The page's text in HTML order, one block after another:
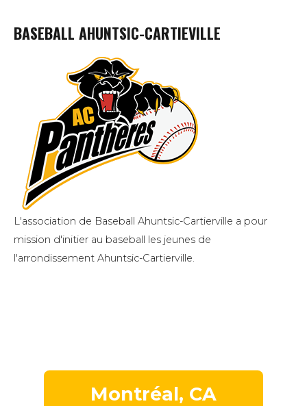
BASEBALL AHUNTSIC-CARTIEVILLE
L'association de Baseball Ahuntsic-Cartierville a pour
mission d'initier au baseball les jeunes de
l'arrondissement Ahuntsic-Cartierville.
Montréal, CA